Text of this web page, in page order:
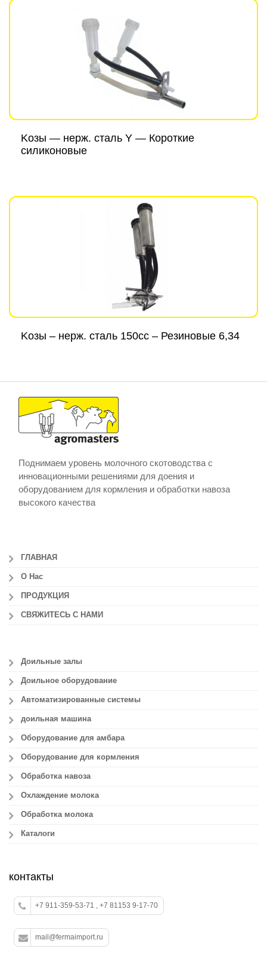
Kозы — нерж. сталь Y — Короткие
силиконовые
Kозы – нерж. сталь 150cc – Резиновые 6,34
Поднимаем уровень молочного скотоводства с
инновационными решениями для доения и
оборудованием для кормления и обработки навоза
высокого качества
ГЛАВНАЯ
О Нас
ПРОДУКЦИЯ
СВЯЖИТЕСЬ С НАМИ
Доильные залы
Доильное оборудование
Автоматизированные системы
доильная машина
Оборудование для амбара
Оборудование для кормления
Обработка навоза
Охлаждение молока
Обработка молока
Каталоги
контакты
+7 911-359-53-71 , +7 81153 9-17-70
mail@fermaimport.ru